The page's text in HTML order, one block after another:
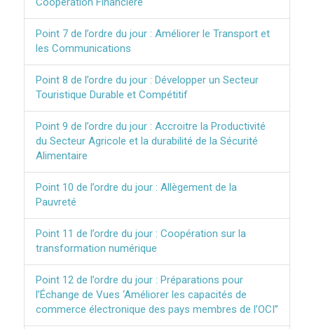
Point 7 de l’ordre du jour : Améliorer le Transport et
les Communications
Point 8 de l’ordre du jour : Développer un Secteur
Touristique Durable et Compétitif
Point 9 de l’ordre du jour : Accroitre la Productivité
du Secteur Agricole et la durabilité de la Sécurité
Alimentaire
Point 10 de l’ordre du jour : Allègement de la
Pauvreté
Point 11 de l’ordre du jour : Coopération sur la
transformation numérique
Point 12 de l’ordre du jour : Préparations pour
l’Échange de Vues ‘Améliorer les capacités de
commerce électronique des pays membres de l’OCI’’